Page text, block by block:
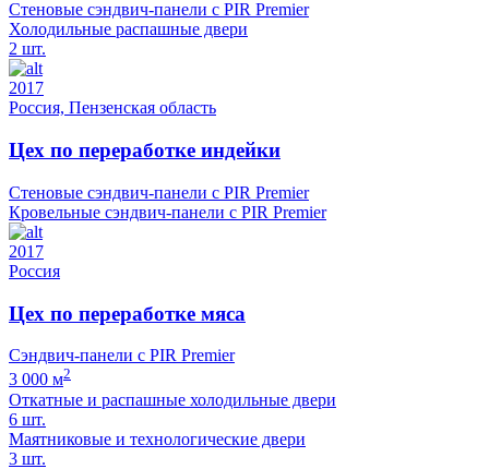
Стеновые сэндвич-панели с PIR Premier
Холодильные распашные двери
2 шт.
2017
Россия, Пензенская область
Цех по переработке индейки
Стеновые сэндвич-панели с PIR Premier
Кровельные сэндвич-панели с PIR Premier
2017
Россия
Цех по переработке мяса
Сэндвич-панели с PIR Premier
3 000 м2
Откатные и распашные холодильные двери
6 шт.
Маятниковые и технологические двери
3 шт.